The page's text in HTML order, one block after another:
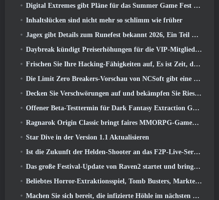
Digital Extremes gibt Pläne für das Summer Game Fest bekannt
Inhaltslücken sind nicht mehr so ​​schlimm wie früher
Jagex gibt Details zum Runefest bekannt 2026, Ein Teil der Feierlichkeiten zum 25-jährigen Jubiläum von RuneScape IP
Daybreak kündigt Preiserhöhungen für die VIP-Mitgliedschaft von „Herr der Ringe Online“ an
Frischen Sie Ihre Hacking-Fähigkeiten auf, Es ist Zeit, die Nachtstadt in stürmischen Wellen zu erkunden
Die Limit Zero Breakers-Vorschau von NCSoft gibt eine Vorstellung davon, was Sie vom bevorstehenden Prologue-Test erwarten können
Decken Sie Verschwörungen auf und bekämpfen Sie Riesenkatzen in Ihrer Freizeit im neuesten Update von Where Winds Meet
Offener Beta-Testtermin für Dark Fantasy Extraction Game bekannt gegeben, Nebelfall-Jäger
Ragnarok Origin Classic bringt faires MMORPG-Gameplay zurück und CBT erscheint im Juni 4
Star Dive in der Version 1.1 Aktualisieren
Ist die Zukunft der Helden-Shooter an das F2P-Live-Service-Modell gebunden??
Das große Festival-Update von Raven2 startet und bringt die neue Warlord-Klasse mit sich
Beliebtes Horror-Extraktionsspiel, Tomb Busters, Markteinführung im Westen
Machen Sie sich bereit, die infizierte Höhle im nächsten Update von Eterspire zu erkunden